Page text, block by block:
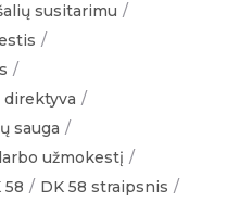
susitarimu
sauga
užmokestį
58
DK 58 straipsnis